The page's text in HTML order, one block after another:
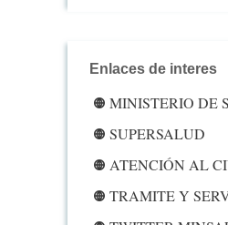
Enlaces de interes
MINISTERIO DE
SUPERSALUD
ATENCIÓN AL
TRAMITE Y